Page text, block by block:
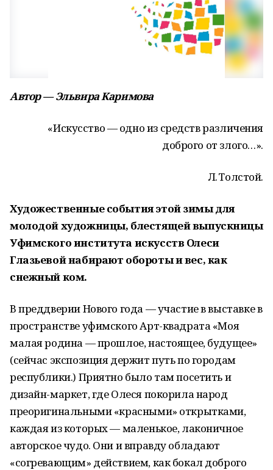
Автор — Эльвира Каримова
«Искусство — одно из средств различения
доброго от злого…».
Л. Толстой.
Художественные события этой зимы для
молодой художницы, блестящей выпускницы
Уфимского института искусств Олеси
Глазьевой набирают обороты и вес, как
снежный ком.
В преддверии Нового года — участие в выставке в
пространстве уфимского Арт-квадрата «Моя
малая родина — прошлое, настоящее, будущее»
(сейчас экспозиция держит путь по городам
республики.) Приятно было там посетить и
дизайн-маркет, где Олеся покорила народ
преоригинальными «красными» открытками,
каждая из которых — маленькое, лаконичное
авторское чудо. Они и вправду обладают
«согревающим» действием, как бокал доброго